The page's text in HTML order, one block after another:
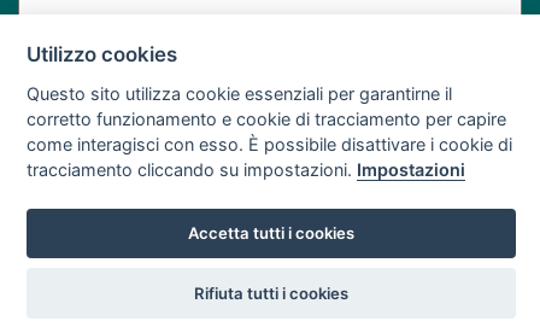
Iscriviti Archivio newsletter
© 2026 Istituto Centrale per gli Archivi
Utilizzo cookies
Questo sito utilizza cookie essenziali per garantirne il
corretto funzionamento e cookie di tracciamento per capire
come interagisci con esso. È possibile disattivare i cookie di
tracciamento cliccando su impostazioni. Impostazioni
Accetta tutti i cookies
Rifiuta tutti i cookies